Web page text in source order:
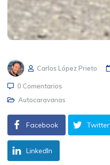
Carlos López Prieto
0 Comentarios
Autocaravanas
Facebook Twitter
LinkedIn